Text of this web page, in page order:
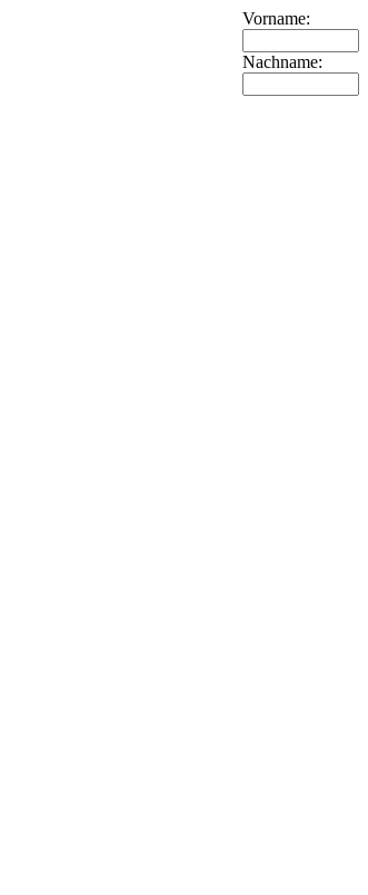
Vorname:
Nachname: